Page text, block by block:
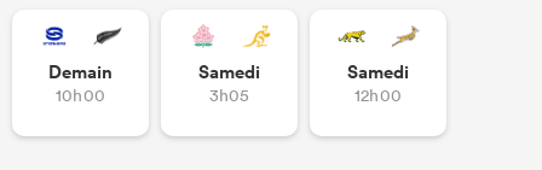
Demain
10h00
Samedi
3h05
Samedi
12h00